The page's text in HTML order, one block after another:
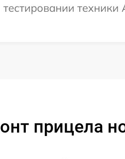
техники
прицела